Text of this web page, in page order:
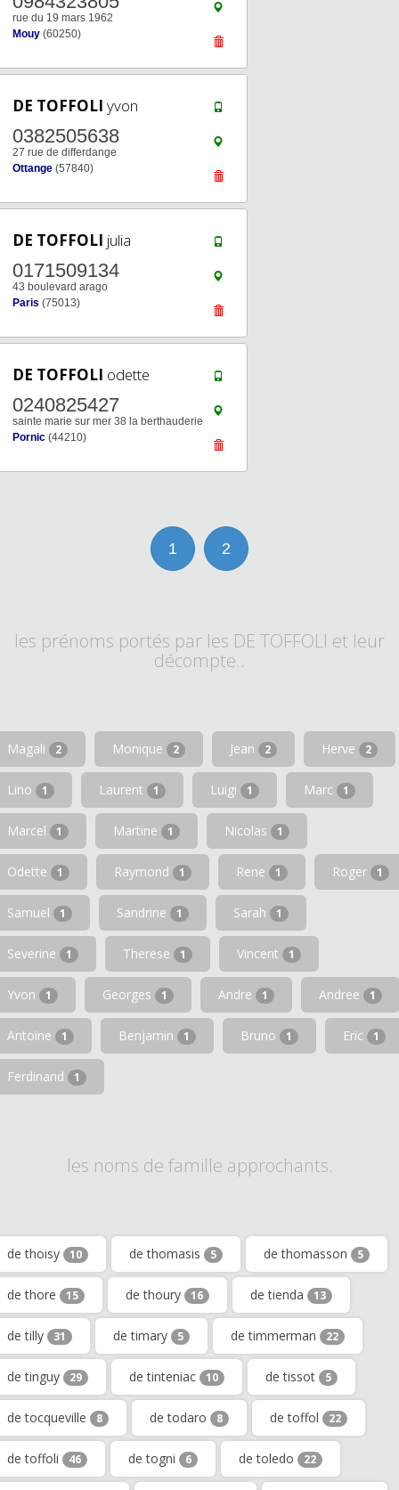
rue du 19 mars 1962
Mouy (60250)
DE TOFFOLI yvon
0382505638
27 rue de differdange
Ottange (57840)
DE TOFFOLI julia
0171509134
43 boulevard arago
Paris (75013)
DE TOFFOLI odette
0240825427
sainte marie sur mer 38 la berthauderie
Pornic (44210)
1 2
les prénoms portés par les DE TOFFOLI et leur
décompte..
Magali 2 Monique 2 Jean 2 Herve 2
Lino 1 Laurent 1 Luigi 1 Marc 1
Marcel 1 Martine 1 Nicolas 1
Odette 1 Raymond 1 Rene 1 Roger 1
Samuel 1 Sandrine 1 Sarah 1
Severine 1 Therese 1 Vincent 1
Yvon 1 Georges 1 Andre 1 Andree 1
Antoine 1 Benjamin 1 Bruno 1 Eric 1
Ferdinand 1
les noms de famille approchants.
de thoisy 10 de thomasis 5 de thomasson 5
de thore 15 de thoury 16 de tienda 13
de tilly 31 de timary 5 de timmerman 22
de tinguy 29 de tinteniac 10 de tissot 5
de tocqueville 8 de todaro 8 de toffol 22
de toffoli 46 de togni 6 de toledo 22